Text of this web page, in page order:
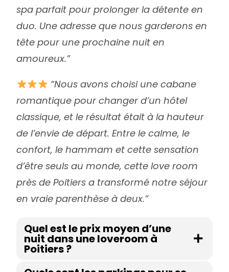
spa parfait pour prolonger la détente en
duo. Une adresse que nous garderons en
tête pour une prochaine nuit en
amoureux.”
“Nous avons choisi une cabane
romantique pour changer d’un hôtel
classique, et le résultat était à la hauteur
de l’envie de départ. Entre le calme, le
confort, le hammam et cette sensation
d’être seuls au monde, cette love room
près de Poitiers a transformé notre séjour
en vraie parenthèse à deux.”
Quel est le prix moyen d’une
nuit dans une loveroom à
Poitiers ?